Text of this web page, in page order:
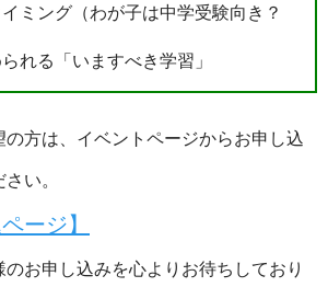
ミング（わが子は中学受験向き？
れる「いますべき学習」
の方は、イベントページからお申し込
い。
ージ】
お申し込みを心よりお待ちしており